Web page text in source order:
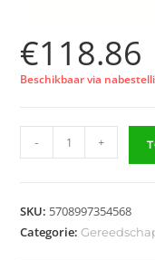
€118.86
Beschikbaar via
- +
SKU: 5708997354568
Categorie: